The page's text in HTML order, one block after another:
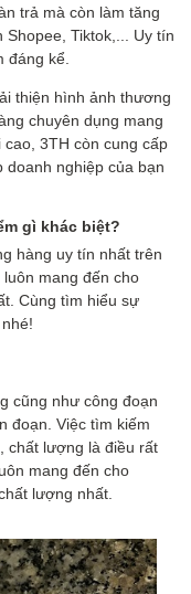
trả mà còn làm tăng
Tiktok,... Uy tín
đáng kể.
thiện hình ảnh thương
chuyên dụng mang
3TH còn cung cấp
doanh nghiệp của bạn
gì khác biệt?
hàng uy tín nhất trên
mang đến cho
Cùng tìm hiểu sự
cũng như công đoạn
đoạn. Việc tìm kiếm
chất lượng là điều rất
mang đến cho
lượng nhất.